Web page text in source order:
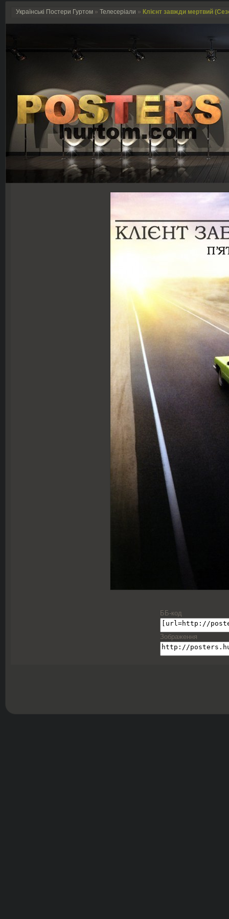
Українські Постери Гуртом » Телесеріали » Клієнт завжди мертвий
ББ-код
Зображення